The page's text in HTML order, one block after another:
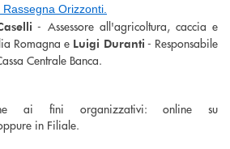
Orizzonti.
- Assessore all'agricoltura, caccia e
Romagna e Luigi Duranti - Responsabile
Centrale Banca.
ai fini organizzativi: online su
in Filiale.